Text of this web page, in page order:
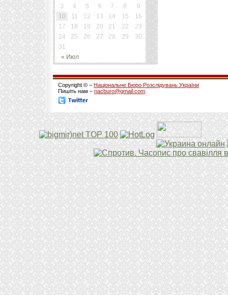
« Июл
3
4 5 6 7 8
9
10
11 12 13 14 15
16
17
18 19 20 21 22
23
24
25 26 27 28 29
30
31
Copyright © – Національне Бюро Розслідувань України
Пишіть нам – nacburo@gmail.com